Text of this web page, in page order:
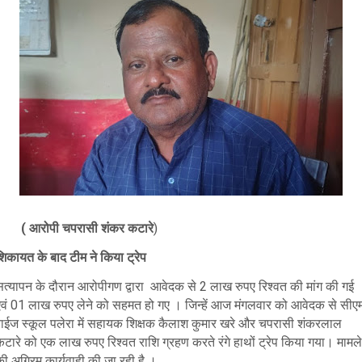
आरोपी चपरासी शंकर कटारे)
के बाद टीम ने किया ट्रेप
के दौरान आरोपीगण द्वारा आवेदक से 2 लाख रुपए रिश्वत की मांग की गई
01 लाख रुपए लेने को सहमत हो गए । जिन्हें आज मंगलवार को आवेदक से
स्कूल पलेरा में सहायक शिक्षक कैलाश कुमार खरे और चपरासी शंकरलाल
को एक लाख रुपए रिश्वत राशि ग्रहण करते रंगे हाथों ट्रेप किया गया। मामले